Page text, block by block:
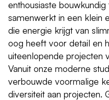
enthousiaste
samenwerkt in een klein
die energie krijgt van
oog heeft voor detail en
uiteenlopende projecten
Vanuit onze moderne
verbouwde voormalige
diversiteit aan projecten.